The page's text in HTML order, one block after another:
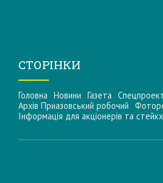
СТОРІНКИ
Головна Новини Газета
Архів Приазовський робочий
Інформацiя для акцiонерiв та